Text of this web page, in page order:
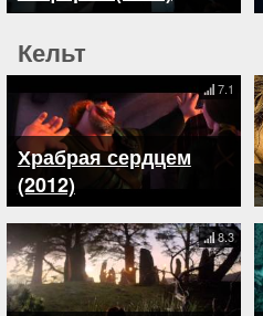
Кельт
Храбрая сердцем
(2012)
7.1
8.3